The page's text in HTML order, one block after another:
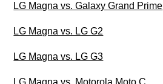
LG Magna vs. Galaxy Grand Prime
LG Magna vs. LG G2
LG Magna vs. LG G3
LG Magna vs. Motorola Moto C